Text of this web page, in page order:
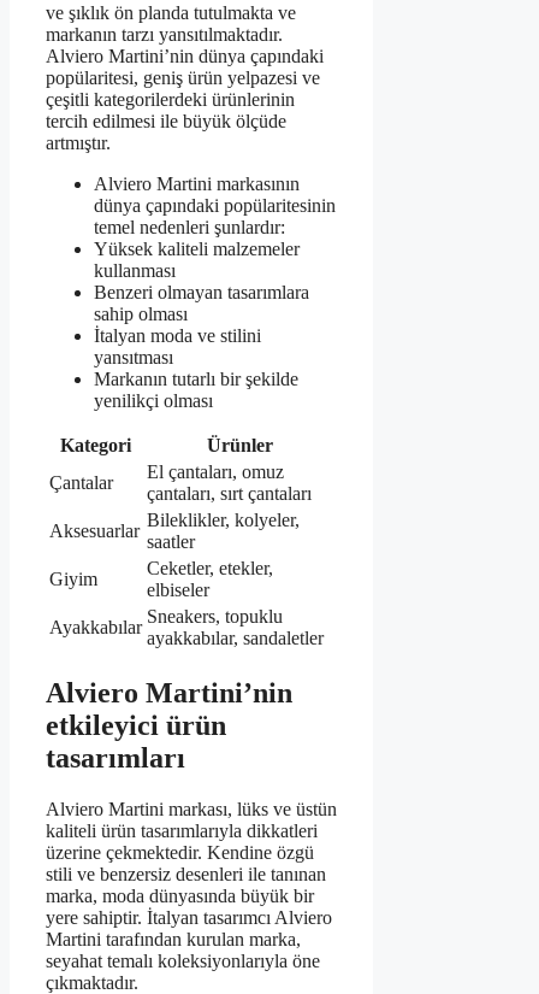
ve şıklık ön planda tutulmakta ve
markanın tarzı yansıtılmaktadır.
Alviero Martini’nin dünya çapındaki
popülaritesi, geniş ürün yelpazesi ve
çeşitli kategorilerdeki ürünlerinin
tercih edilmesi ile büyük ölçüde
artmıştır.
Alviero Martini markasının
dünya çapındaki popülaritesinin
temel nedenleri şunlardır:
Yüksek kaliteli malzemeler
kullanması
Benzeri olmayan tasarımlara
sahip olması
İtalyan moda ve stilini
yansıtması
Markanın tutarlı bir şekilde
yenilikçi olması
Kategori
Ürünler
Çantalar
El çantaları, omuz
çantaları, sırt çantaları
Aksesuarlar
Bileklikler, kolyeler,
saatler
Giyim
Ceketler, etekler,
elbiseler
Ayakkabılar
Sneakers, topuklu
ayakkabılar, sandaletler
Alviero Martini’nin
etkileyici ürün
tasarımları
Alviero Martini markası, lüks ve üstün
kaliteli ürün tasarımlarıyla dikkatleri
üzerine çekmektedir. Kendine özgü
stili ve benzersiz desenleri ile tanınan
marka, moda dünyasında büyük bir
yere sahiptir. İtalyan tasarımcı Alviero
Martini tarafından kurulan marka,
seyahat temalı koleksiyonlarıyla öne
çıkmaktadır.